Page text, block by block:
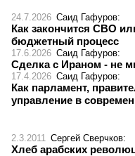
24.7.2026 Саид Гафуров:
Как закончится СВО
бюджетный процесс
17.6.2026 Саид Гафуров:
Сделка с Ираном - не
17.4.2026 Саид Гафуров:
Как парламент,
управление в
2.3.2011 Сергей Сверчков:
Хлеб арабских